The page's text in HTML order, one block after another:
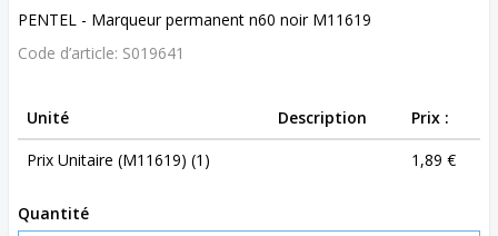
PENTEL - Marqueur permanent n60 noir M11619
Code d’article: S019641
Unité Description
Prix :
Prix Unitaire (M11619) (1)
1,89 €
Quantité